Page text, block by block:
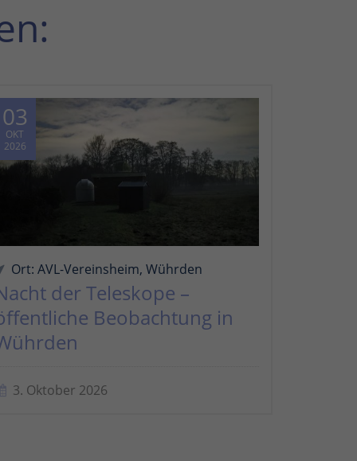
03
OKT
2026
Ort: AVL-Vereinsheim, Wührden
der Teleskope –
Beobachtung in
3. Oktober 2026